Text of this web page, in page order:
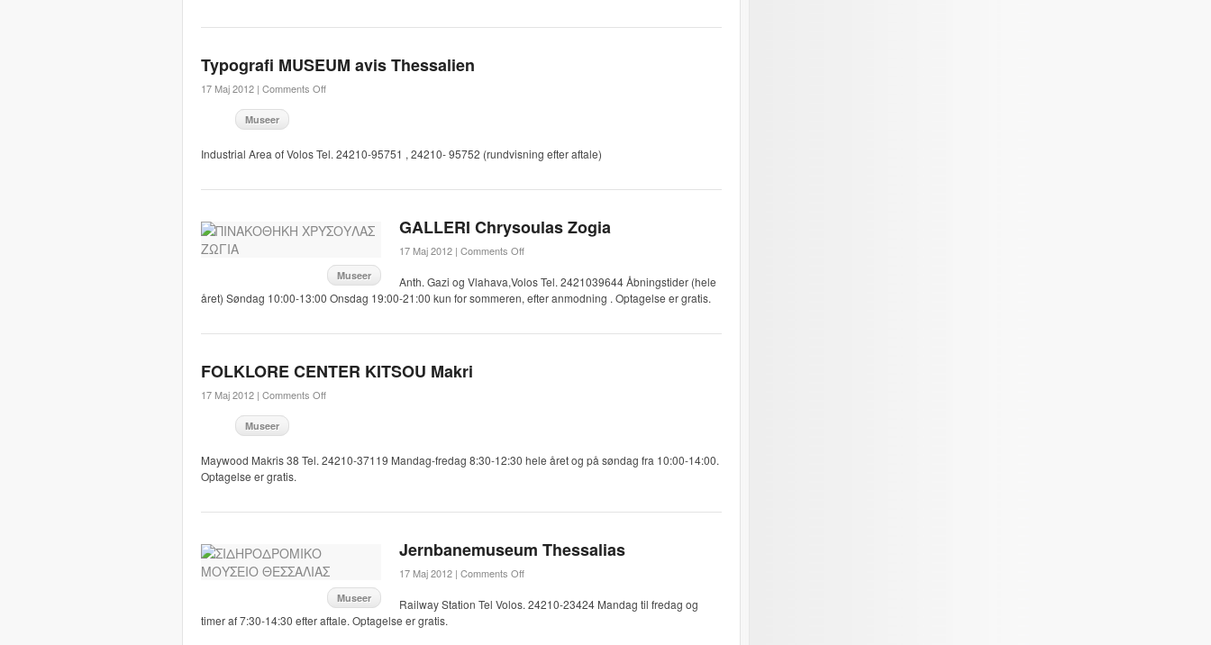
Typografi MUSEUM avis Thessalien
17 Maj 2012 | Comments Off
Museer
Industrial Area of ​​Volos Tel. 24210-95751 , 24210- 95752 (rundvisning efter aftale)
Museer
GALLERI Chrysoulas Zogia
17 Maj 2012 | Comments Off
Anth. Gazi og Vlahava,Volos Tel. 2421039644 Åbningstider (hele
året) Søndag 10:00-13:00 Onsdag 19:00-21:00 kun for sommeren, efter anmodning . Optagelse er gratis.
FOLKLORE CENTER KITSOU Makri
17 Maj 2012 | Comments Off
Museer
Maywood Makris 38 Tel. 24210-37119 Mandag-fredag 8:30-12:30 hele året og på søndag fra 10:00-14:00.
Optagelse er gratis.
Museer
Jernbanemuseum Thessalias
17 Maj 2012 | Comments Off
Railway Station Tel Volos. 24210-23424 Mandag til fredag ​​og
timer af 7:30-14:30 efter aftale. Optagelse er gratis.